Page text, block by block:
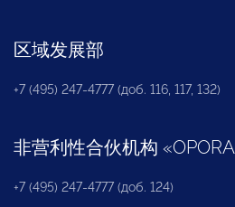
区域发展部
+7 (495) 247-4777 (доб. 116, 117, 132)
非营利性合伙机构 «OPORA
+7 (495) 247-4777 (доб. 124)